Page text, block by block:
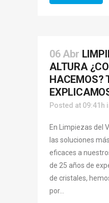
06 Abr
ALTURA
HACEMOS?
Posted at 09:41h
En Limpiezas del
las soluciones
eficaces a
de 25 años de
de cristales,
por...